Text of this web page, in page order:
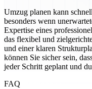
Umzug planen kann
besonders wenn
Expertise eines
das flexibel und
und einer klaren
können Sie sicher sein,
jeder Schritt geplant und
FAQ